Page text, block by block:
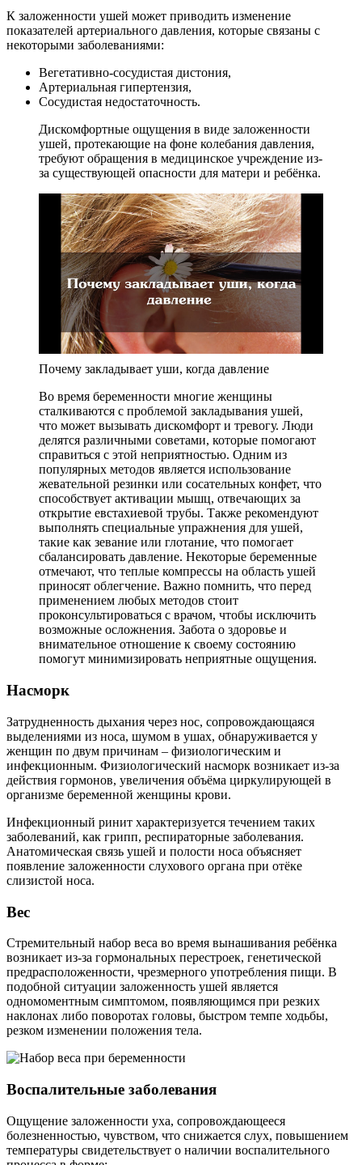
К заложенности ушей может приводить изменение
показателей артериального давления, которые связаны с
некоторыми заболеваниями:
Вегетативно-сосудистая дистония,
Артериальная гипертензия,
Сосудистая недостаточность.
Дискомфортные ощущения в виде заложенности
ушей, протекающие на фоне колебания давления,
требуют обращения в медицинское учреждение из-
за существующей опасности для матери и ребёнка.
Почему закладывает уши, когда давление
Во время беременности многие женщины
сталкиваются с проблемой закладывания ушей,
что может вызывать дискомфорт и тревогу. Люди
делятся различными советами, которые помогают
справиться с этой неприятностью. Одним из
популярных методов является использование
жевательной резинки или сосательных конфет, что
способствует активации мышц, отвечающих за
открытие евстахиевой трубы. Также рекомендуют
выполнять специальные упражнения для ушей,
такие как зевание или глотание, что помогает
сбалансировать давление. Некоторые беременные
отмечают, что теплые компрессы на область ушей
приносят облегчение. Важно помнить, что перед
применением любых методов стоит
проконсультироваться с врачом, чтобы исключить
возможные осложнения. Забота о здоровье и
внимательное отношение к своему состоянию
помогут минимизировать неприятные ощущения.
Насморк
Затрудненность дыхания через нос, сопровождающаяся
выделениями из носа, шумом в ушах, обнаруживается у
женщин по двум причинам – физиологическим и
инфекционным. Физиологический насморк возникает из-за
действия гормонов, увеличения объёма циркулирующей в
организме беременной женщины крови.
Инфекционный ринит характеризуется течением таких
заболеваний, как грипп, респираторные заболевания.
Анатомическая связь ушей и полости носа объясняет
появление заложенности слухового органа при отёке
слизистой носа.
Вес
Стремительный набор веса во время вынашивания ребёнка
возникает из-за гормональных перестроек, генетической
предрасположенности, чрезмерного употребления пищи. В
подобной ситуации заложенность ушей является
одномоментным симптомом, появляющимся при резких
наклонах либо поворотах головы, быстром темпе ходьбы,
резком изменении положения тела.
Воспалительные заболевания
Ощущение заложенности уха, сопровождающееся
болезненностью, чувством, что снижается слух, повышением
температуры свидетельствует о наличии воспалительного